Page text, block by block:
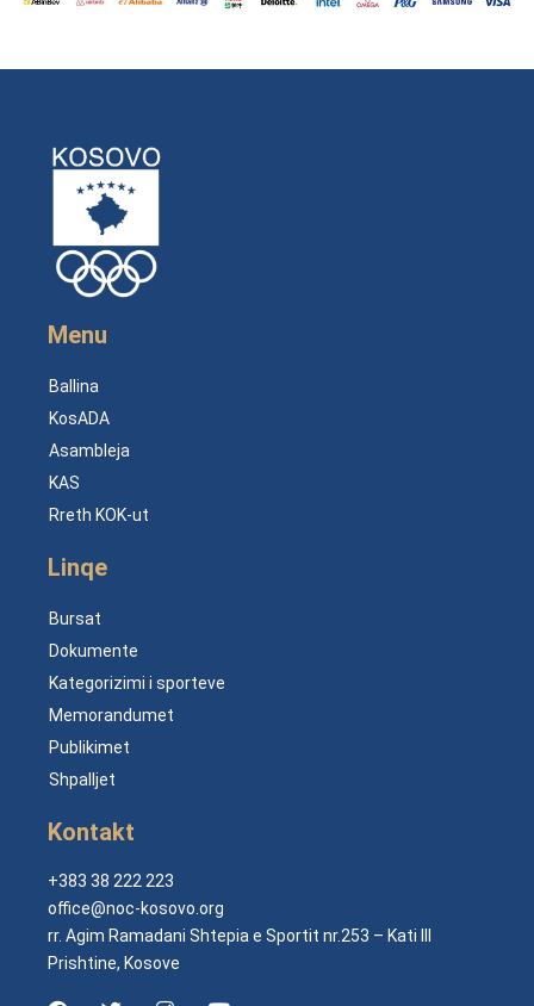
Menu
Ballina
KosADA
Asambleja
KAS
Rreth KOK-ut
Linqe
Bursat
Dokumente
Kategorizimi i sporteve
Memorandumet
Publikimet
Shpalljet
Kontakt
+383 38 222 223
office@noc-kosovo.org
rr. Agim Ramadani Shtepia e Sportit nr.253 – Kati III
Prishtine, Kosove